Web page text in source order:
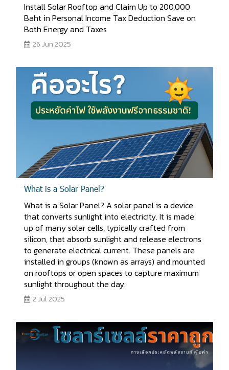
Install Solar Rooftop and Claim Up to 200,000
Baht in Personal Income Tax Deduction Save on
Both Energy and Taxes
26 Jun 2025
What is a Solar Panel?
What is a Solar Panel? A solar panel is a device
that converts sunlight into electricity. It is made
up of many solar cells, typically crafted from
silicon, that absorb sunlight and release electrons
to generate electrical current. These panels are
installed in groups (known as arrays) and mounted
on rooftops or open spaces to capture maximum
sunlight throughout the day.
2 Jul 2025